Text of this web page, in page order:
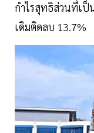
กำไรสุทธิส่วนที่เ
เดิมติดลบ 13.7%